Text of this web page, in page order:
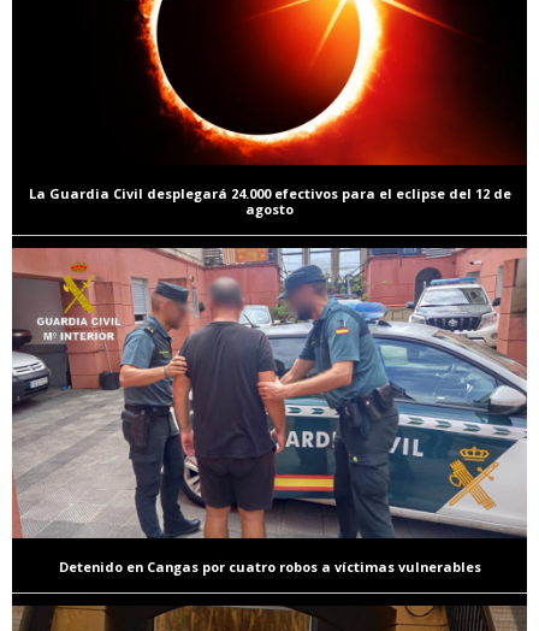
La Guardia Civil desplegará 24.000 efectivos para el eclipse del 12 de
agosto
Detenido en Cangas por cuatro robos a víctimas vulnerables